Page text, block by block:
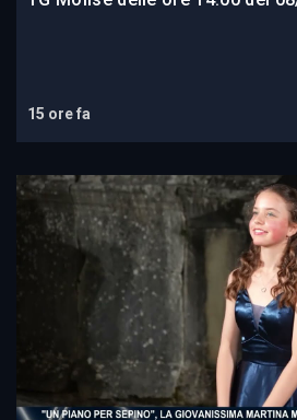
15 ore fa